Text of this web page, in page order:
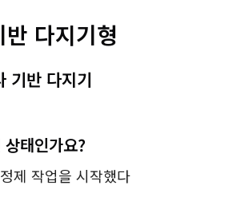
다지기형
기반 다지기
태인가요?
제 작업을 시작했다